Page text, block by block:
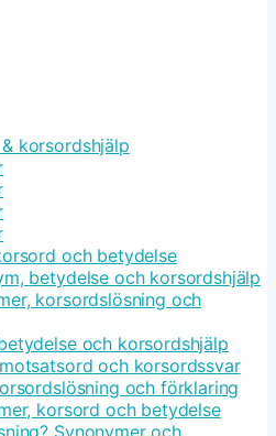
korsordshjälp
och betydelse
betydelse och korsordshjälp
korsordslösning och
och korsordshjälp
och korsordssvar
och förklaring
korsord och betydelse
Synonymer och